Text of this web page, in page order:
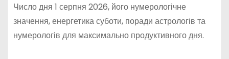
Число дня 1 серпня 2026, його нумерологічне
значення, енергетика суботи, поради астрологів та
нумерологів для максимально продуктивного дня.